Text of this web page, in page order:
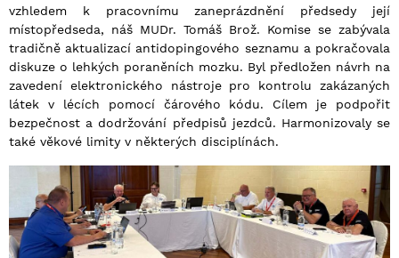
vzhledem k pracovnímu zaneprázdnění předsedy její
místopředseda, náš MUDr. Tomáš Brož. Komise se zabývala
tradičně aktualizací antidopingového seznamu a pokračovala
diskuze o lehkých poraněních mozku. Byl předložen návrh na
zavedení elektronického nástroje pro kontrolu zakázaných
látek v lécích pomocí čárového kódu. Cílem je podpořit
bezpečnost a dodržování předpisů jezdců. Harmonizovaly se
také věkové limity v některých disciplínách.